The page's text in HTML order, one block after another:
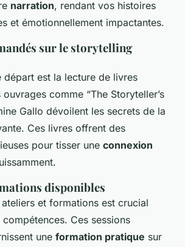
narration, rendant vos histoires
et émotionnellement impactantes.
sur le storytelling
départ est la lecture de livres
comme “The Storyteller’s
Gallo dévoilent les secrets de la
Ces livres offrent des
pour tisser une connexion
disponibles
et formations est crucial
Ces sessions
une formation pratique sur